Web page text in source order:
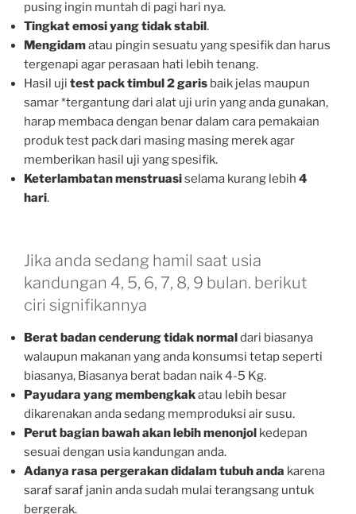
pusing ingin muntah di pagi hari nya.
Tingkat emosi yang tidak stabil.
Mengidamatau pingin sesuatu yang spesifik dan harus
tergenapi agar perasaan hati lebih tenang.
Hasil uji test pack timbul 2 garis baik jelas maupun
samar *tergantung dari alat uji urin yang anda gunakan,
harap membaca dengan benar dalam cara pemakaian
produk test pack dari masing masing merek agar
memberikan hasil uji yang spesifik.
Keterlambatan menstruasiselama kurang lebih 4
hari.
Jika anda sedang hamil saat usia
kandungan 4, 5, 6, 7, 8, 9 bulan. berikut
ciri signifikannya
Berat badan cenderung tidak normaldari biasanya
walaupun makanan yang anda konsumsi tetap seperti
biasanya, Biasanya berat badan naik 4-5 Kg.
Payudara yang membengkakatau lebih besar
dikarenakan anda sedang memproduksi air susu.
Perut bagian bawah akan lebih menonjol kedepan
sesuai dengan usia kandungan anda.
Adanya rasa pergerakan didalam tubuh anda karena
saraf saraf janin anda sudah mulai terangsang untuk
bergerak.